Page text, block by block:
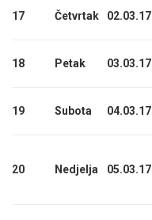
17 Četvrtak 02.03.17
18 Petak 03.03.17
19 Subota 04.03.17
20 Nedjelja 05.03.17